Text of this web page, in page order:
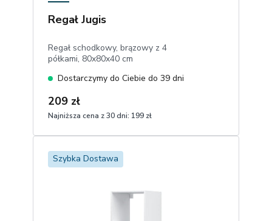
Regał Jugis
Regał schodkowy, brązowy z 4
półkami, 80x80x40 cm
Dostarczymy do Ciebie do 39 dni
209 zł
Najniższa cena z 30 dni: 199 zł
1
Szybka Dostawa